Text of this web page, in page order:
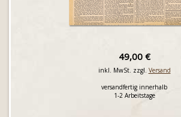
49,00 €
inkl. MwSt. zzgl. Versand
versandfertig innerhalb
1-2 Arbeitstage